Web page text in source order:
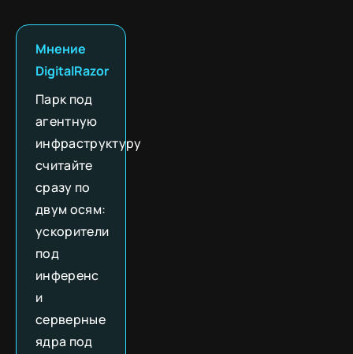
Мнение
DigitalRazor
Парк под
агентную
инфраструктуру
считайте
сразу по
двум осям:
ускорители
под
инференс
и
серверные
ядра под